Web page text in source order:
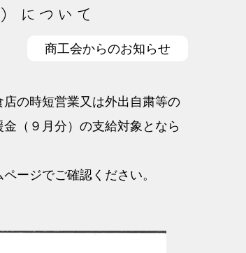
について
商工会からのお知らせ
の時短営業又は外出自粛等の
（９月分）の支給対象となら
ージでご確認ください。